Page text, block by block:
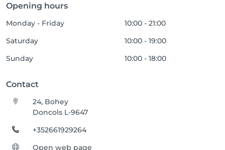
Opening hours
Monday - Friday
10:00 - 21:00
Saturday
10:00 - 19:00
Sunday
10:00 - 18:00
Contact
24, Bohey
Doncols L-9647
+352661929264
Open web page